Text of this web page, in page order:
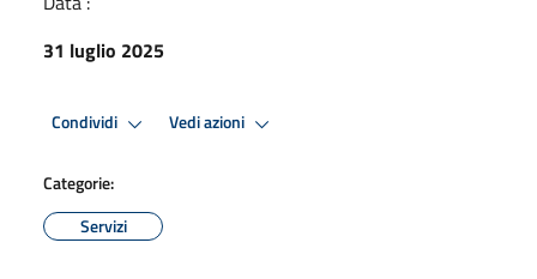
31 luglio 2025
Condividi Vedi azioni
Categorie:
Servizi